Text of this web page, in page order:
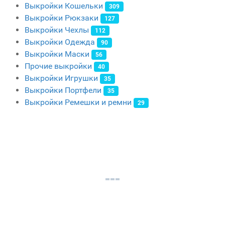
Выкройки Кошельки 309
Выкройки Рюкзаки 127
Выкройки Чехлы 112
Выкройки Одежда 90
Выкройки Маски 56
Прочие выкройки 40
Выкройки Игрушки 35
Выкройки Портфели 35
Выкройки Ремешки и ремни 29